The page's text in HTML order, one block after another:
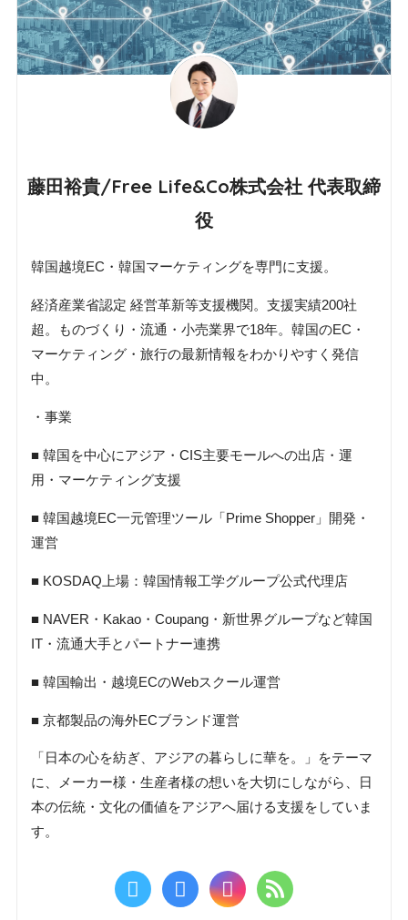
藤田裕貴/Free Life&Co株式会社 代表取締
役
韓国越境EC・韓国マーケティングを専門に支援。
経済産業省認定 経営革新等支援機関。支援実績200社
超。ものづくり・流通・小売業界で18年。韓国のEC・
マーケティング・旅行の最新情報をわかりやすく発信
中。
・事業
■ 韓国を中心にアジア・CIS主要モールへの出店・運
用・マーケティング支援
■ 韓国越境EC一元管理ツール「Prime Shopper」開発・
運営
■ KOSDAQ上場：韓国情報工学グループ公式代理店
■ NAVER・Kakao・Coupang・新世界グループなど韓国
IT・流通大手とパートナー連携
■ 韓国輸出・越境ECのWebスクール運営
■ 京都製品の海外ECブランド運営
「日本の心を紡ぎ、アジアの暮らしに華を。」をテーマ
に、メーカー様・生産者様の想いを大切にしながら、日
本の伝統・文化の価値をアジアへ届ける支援をしていま
す。